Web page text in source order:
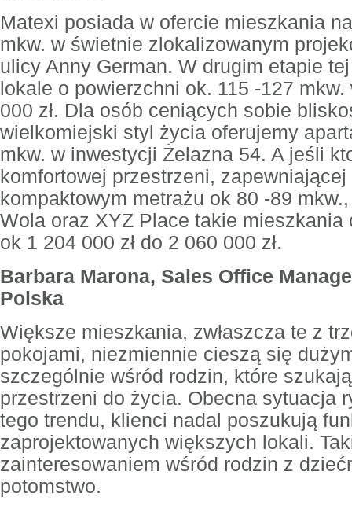
Matexi posiada w ofercie mieszkania
mkw. w świetnie zlokalizowanym
ulicy Anny German. W drugim etapie
lokale o powierzchni ok. 115 -127
000 zł. Dla osób ceniących sobie
wielkomiejski styl życia oferujemy
mkw. w inwestycji Żelazna 54. A jeśli
komfortowej przestrzeni,
kompaktowym metrażu ok 80 -89
Wola oraz XYZ Place takie mieszkania
ok 1 204 000 zł do 2 060 000 zł.
Barbara Marona, Sales Office
Polska
Większe mieszkania, zwłaszcza te z
pokojami, niezmiennie cieszą się
szczególnie wśród rodzin, które
przestrzeni do życia. Obecna sytuacja
tego trendu, klienci nadal poszukują
zaprojektowanych większych lokali.
zainteresowaniem wśród rodzin z
potomstwo.